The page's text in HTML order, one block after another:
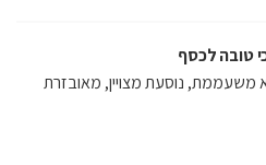
טובה לכסף
משעממת, נוסעת מצויין, מאובזרת